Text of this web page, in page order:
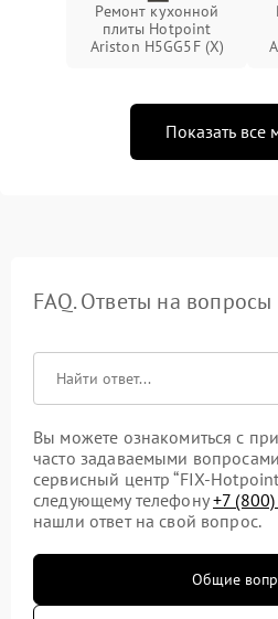
Ремонт кухонной
плиты Hotpoint
Ariston H5GG5F (X)
Показать все
FAQ. Ответы на вопросы
Вы можете ознакомиться с
часто задаваемыми
сервисный центр “FIX-
следующему телефону+7
нашли ответ на свой вопрос.
Общие